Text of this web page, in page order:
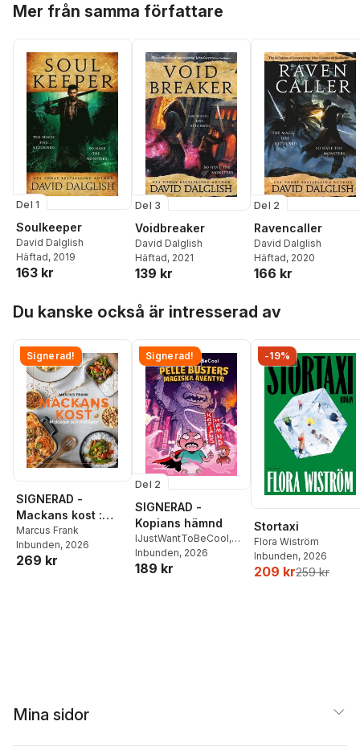
Mer från samma författare
Del 1
Soulkeeper
David Dalglish
Häftad, 2019
163 kr
Del 3
Voidbreaker
David Dalglish
Häftad, 2021
139 kr
Del 2
Ravencaller
David Dalglish
Häftad, 2020
166 kr
Du kanske också är intresserad av
Signerad!
SIGNERAD -
Mackans kost :
Middagar och
matlådor
Marcus Frank
Inbunden, 2026
269 kr
Signerad!
Del 2
SIGNERAD -
Kopians hämnd
IJustWantToBeCool,
Joel Adolphson
Ejdemo Beer
Inbunden, 2026
189 kr
-19%
Stortaxi
Flora Wiström
Inbunden, 2026
209 kr259 kr
Mina sidor